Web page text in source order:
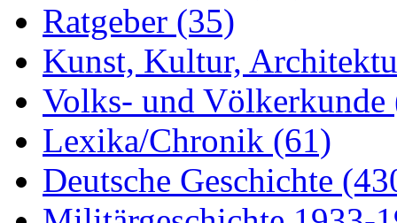
Ratgeber (35)
Kunst, Kultur,
Volks- und Völkerkunde
Lexika/Chronik (61)
Deutsche Geschichte